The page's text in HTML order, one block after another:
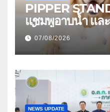
PIPPER
แชมพูอาบน้ำ แล
เลี้ยง ชูนวัตกรรม
“Zero-
ปลอดภัย ไร้สารต
07/08/2026
NEWS UPDATE